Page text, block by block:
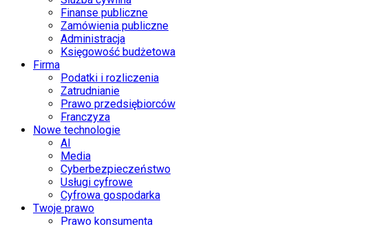
Finanse publiczne
Zamówienia publiczne
Administracja
Księgowość budżetowa
Firma
Podatki i rozliczenia
Zatrudnianie
Prawo przedsiębiorców
Franczyza
Nowe technologie
AI
Media
Cyberbezpieczeństwo
Usługi cyfrowe
Cyfrowa gospodarka
Twoje prawo
Prawo konsumenta